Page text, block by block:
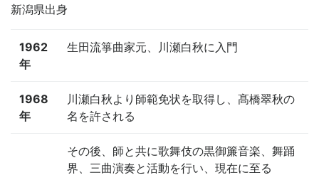
新潟県出身
1962
年
生田流箏曲家元、川瀬白秋に入門
1968
年
川瀬白秋より師範免状を取得し、髙橋翠秋の
名を許される
その後、師と共に歌舞伎の黒御簾音楽、舞踊
界、三曲演奏と活動を行い、現在に至る